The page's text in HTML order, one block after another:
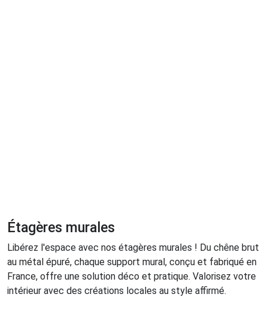
Étagères murales
Libérez l'espace avec nos étagères murales ! Du chêne brut
au métal épuré, chaque support mural, conçu et fabriqué en
France, offre une solution déco et pratique. Valorisez votre
intérieur avec des créations locales au style affirmé.